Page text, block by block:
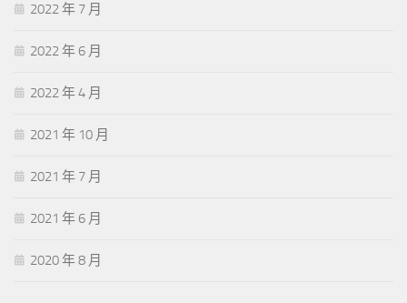
2022 年 7 月
2022 年 6 月
2022 年 4 月
2021 年 10 月
2021 年 7 月
2021 年 6 月
2020 年 8 月